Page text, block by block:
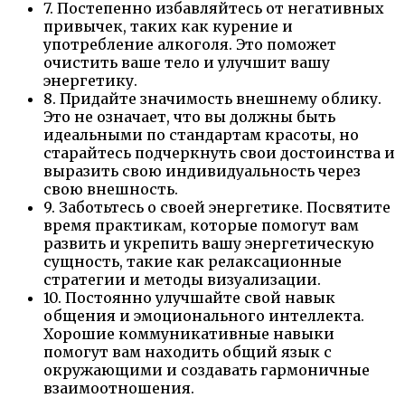
7. Постепенно избавляйтесь от негативных
привычек, таких как курение и
употребление алкоголя. Это поможет
очистить ваше тело и улучшит вашу
энергетику.
8. Придайте значимость внешнему облику.
Это не означает, что вы должны быть
идеальными по стандартам красоты, но
старайтесь подчеркнуть свои достоинства и
выразить свою индивидуальность через
свою внешность.
9. Заботьтесь о своей энергетике. Посвятите
время практикам, которые помогут вам
развить и укрепить вашу энергетическую
сущность, такие как релаксационные
стратегии и методы визуализации.
10. Постоянно улучшайте свой навык
общения и эмоционального интеллекта.
Хорошие коммуникативные навыки
помогут вам находить общий язык с
окружающими и создавать гармоничные
взаимоотношения.